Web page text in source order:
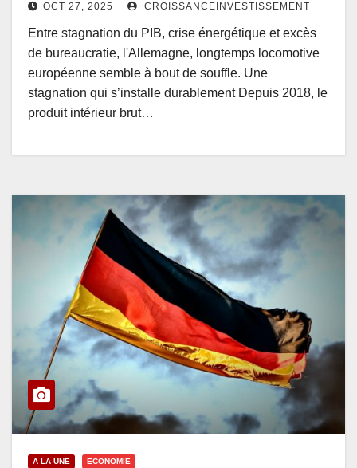
OCT 27, 2025 CROISSANCEINVESTISSEMENT
Entre stagnation du PIB, crise énergétique et excès
de bureaucratie, l'Allemagne, longtemps locomotive
européenne semble à bout de souffle. Une
stagnation qui s’installe durablement Depuis 2018, le
produit intérieur brut…
A LA UNE ECONOMIE